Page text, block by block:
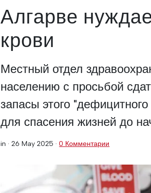
Алгарве
крови
Местный отдел
населению с просьбой
запасы этого
для спасения жизней до
in ·26 May 2025 ·0 Комментарии